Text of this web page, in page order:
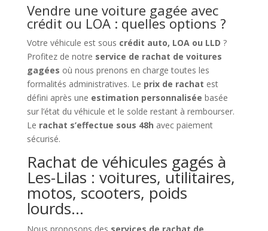
Vendre une voiture gagée avec
crédit ou LOA : quelles options ?
Votre véhicule est sous crédit auto, LOA ou LLD ?
Profitez de notre service de rachat de voitures
gagées où nous prenons en charge toutes les
formalités administratives. Le prix de rachat est
défini après une estimation personnalisée basée
sur l’état du véhicule et le solde restant à rembourser.
Le rachat s’effectue sous 48h avec paiement
sécurisé.
Rachat de véhicules gagés à
Les-Lilas : voitures, utilitaires,
motos, scooters, poids
lourds…
Nous proposons des services de rachat de